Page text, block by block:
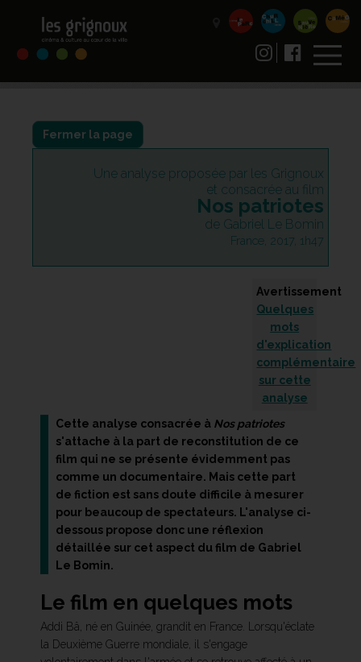
Fermer la page
Une analyse proposée par les Grignoux
et consacrée au film
Nos patriotes
de Gabriel Le Bomin
France, 2017, 1h47
Avertissement
Quelques
mots
d'explication
complémentaire
sur cette
analyse
Cette analyse consacrée à Nos patriotes
s'attache à la part de reconstitution de ce
film qui ne se présente évidemment pas
comme un documentaire. Mais cette part
de fiction est sans doute difficile à mesurer
pour beaucoup de spectateurs. L'analyse ci-
dessous propose donc une réflexion
détaillée sur cet aspect du film de Gabriel
Le Bomin.
Le film en quelques mots
Addi Bâ, né en Guinée, grandit en France. Lorsqu'éclate
la Deuxième Guerre mondiale, il s'engage